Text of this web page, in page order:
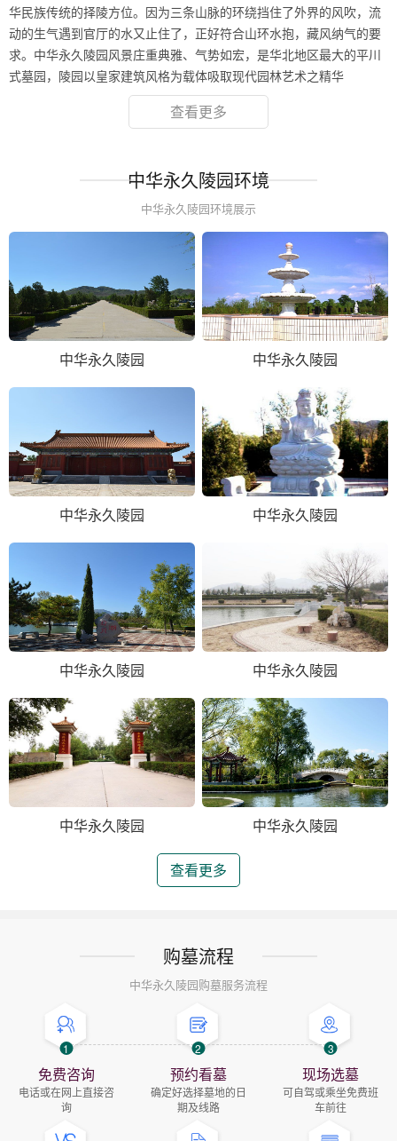
华民族传统的择陵方位。因为三条山脉的环绕挡住了外界的风吹，流
动的生气遇到官厅的水又止住了，正好符合山环水抱，藏风纳气的要
求。中华永久陵园风景庄重典雅、气势如宏，是华北地区最大的平川
式墓园，陵园以皇家建筑风格为载体吸取现代园林艺术之精华
查看更多
中华永久陵园环境
中华永久陵园环境展示
中华永久陵园 中华永久陵园
中华永久陵园 中华永久陵园
中华永久陵园 中华永久陵园
中华永久陵园 中华永久陵园
查看更多
购墓流程
中华永久陵园购墓服务流程
1
免费咨询
电话或在网上直接咨
询
2
预约看墓
确定好选择墓地的日
期及线路
3
现场选墓
可自驾或乘坐免费班
车前往